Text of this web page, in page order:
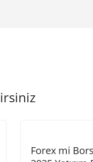
Forex mi